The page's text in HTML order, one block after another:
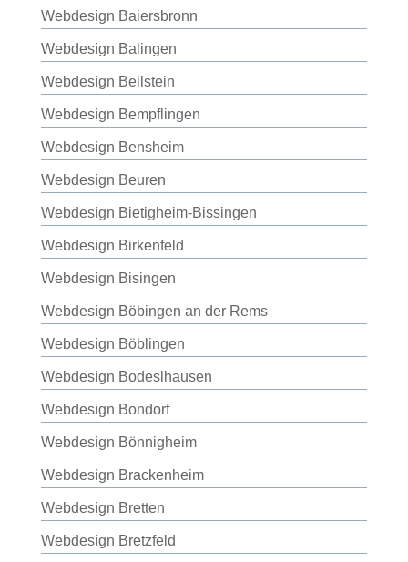
Webdesign Baiersbronn
Webdesign Balingen
Webdesign Beilstein
Webdesign Bempflingen
Webdesign Bensheim
Webdesign Beuren
Webdesign Bietigheim-Bissingen
Webdesign Birkenfeld
Webdesign Bisingen
Webdesign Böbingen an der Rems
Webdesign Böblingen
Webdesign Bodeslhausen
Webdesign Bondorf
Webdesign Bönnigheim
Webdesign Brackenheim
Webdesign Bretten
Webdesign Bretzfeld